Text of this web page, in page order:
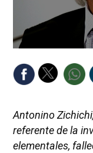
Antonino
referente de la
elementales,